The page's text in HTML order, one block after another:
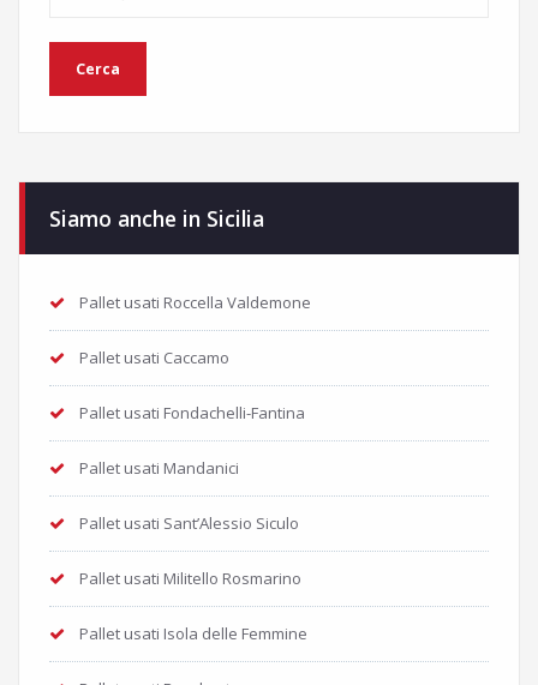
Siamo anche in Sicilia
Pallet usati Roccella Valdemone
Pallet usati Caccamo
Pallet usati Fondachelli-Fantina
Pallet usati Mandanici
Pallet usati Sant’Alessio Siculo
Pallet usati Militello Rosmarino
Pallet usati Isola delle Femmine